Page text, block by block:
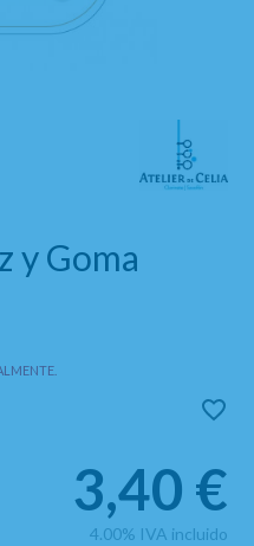
y Goma
3,40 €
4.00% IVA incluido